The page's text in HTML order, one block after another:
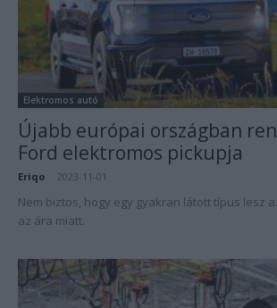
Elektromos autó
Újabb európai országban
Ford elektromos pickupja
Eriqo 2023-11-01
Nem biztos, hogy egy gyakran látott típus lesz
az ára miatt.